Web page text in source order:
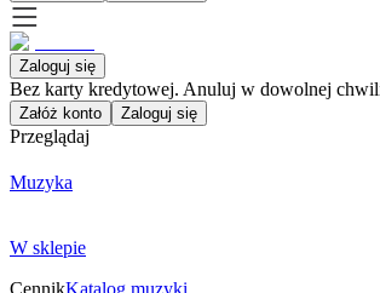
Zaloguj się
Bez karty kredytowej. Anuluj w dowolnej
Załóż konto Zaloguj się
Przeglądaj
Muzyka
W sklepie
CennikKatalog muzyki